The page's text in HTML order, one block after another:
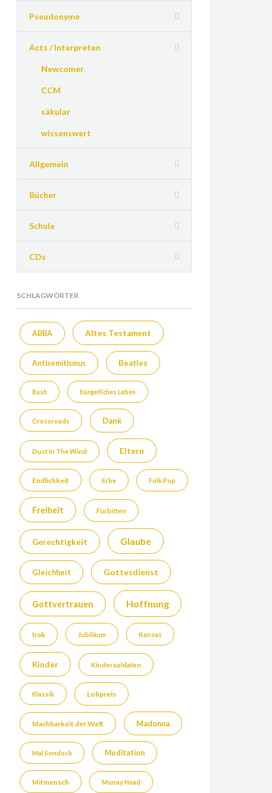
Pseudonyme
Acts / Interpreten
Newcomer
CCM
säkular
wissenswert
Allgemein
Bücher
Schule
CDs
SCHLAGWÖRTER
ABBA Altes Testament
Antisemitismus Beatles
Bush bürgerliches Leben
Crossroads Dank
Dust In The Wind Eltern
Endlichkeit Erbe Folk Pop
Freiheit Fürbitten
Gerechtigkeit Glaube
Gleichheit Gottesdienst
Gottvertrauen Hoffnung
Irak Jubiläum Kansas
Kinder Kindersoldaten
Klassik Lobpreis
Machbarkeit der Welt Madonna
Mal Sondock Meditation
Mitmensch Murray Head